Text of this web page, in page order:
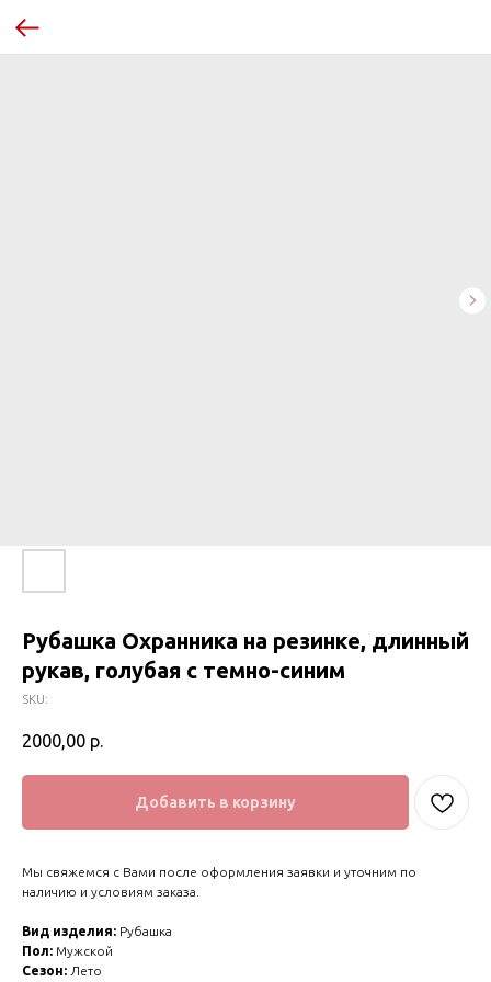
Рубашка Охранника на резинке, длинный
рукав, голубая с темно-синим
SKU:
2000,00 р.
Добавить в корзину
Мы свяжемся с Вами после оформления заявки и уточним по
наличию и условиям заказа.
Вид изделия: Рубашка
Пол: Мужской
Сезон: Лето